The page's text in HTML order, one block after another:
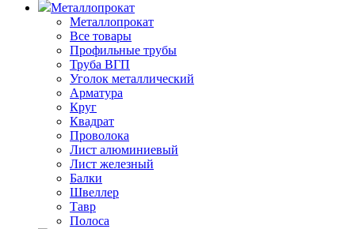
Металлопрокат
Металлопрокат
Все товары
Профильные трубы
Труба ВГП
Уголок металлический
Арматура
Круг
Квадрат
Проволока
Лист алюминиевый
Лист железный
Балки
Швеллер
Тавр
Полоса